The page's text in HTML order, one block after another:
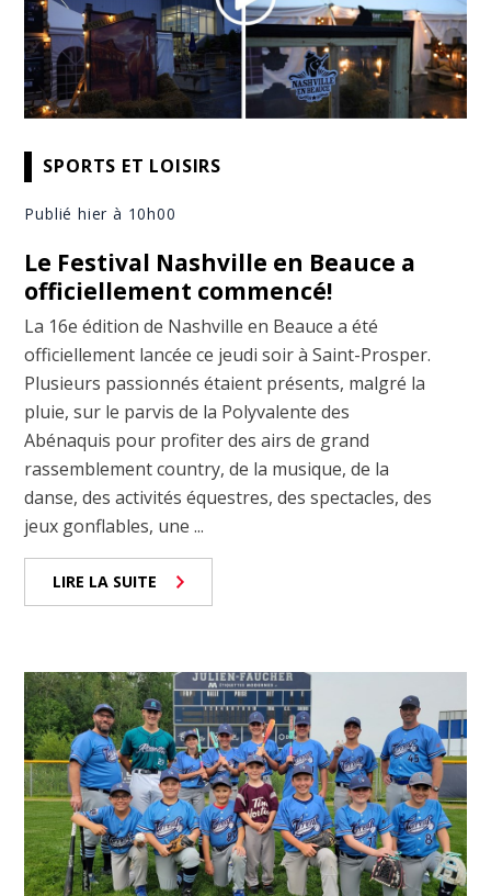
SPORTS ET LOISIRS
Publié hier à 10h00
Le Festival Nashville en Beauce a
officiellement commencé!
La 16e édition de Nashville en Beauce a été
officiellement lancée ce jeudi soir à Saint-Prosper.
Plusieurs passionnés étaient présents, malgré la
pluie, sur le parvis de la Polyvalente des
Abénaquis pour profiter des airs de grand
rassemblement country, de la musique, de la
danse, des activités équestres, des spectacles, des
jeux gonflables, une ...
LIRE LA SUITE